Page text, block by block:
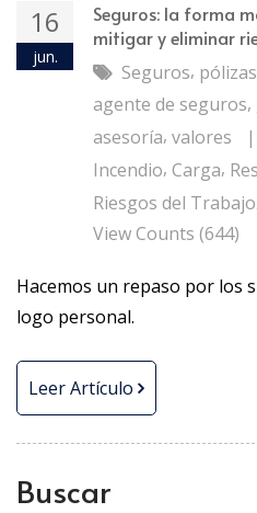
16
jun.
Seguros: la forma
mitigar y eliminar
Seguros, pólizas
agente de seguros,
asesoría, valores |
Incendio, Carga,
Riesgos del Trabajo
View Counts (644)
Hacemos un repaso por los
logo personal.
Leer Artículo
Buscar